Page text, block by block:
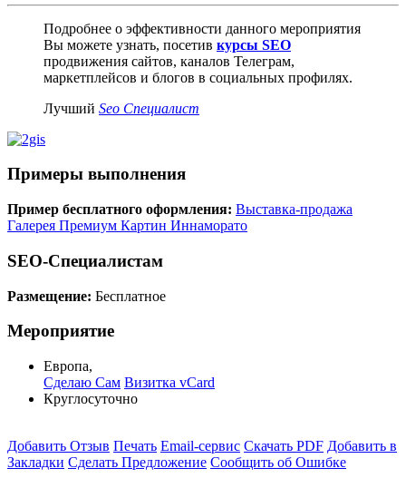
Подробнее о эффективности данного мероприятия
Вы можете узнать, посетив курсы SEO
продвижения сайтов, каналов Телеграм,
маркетплейсов и блогов в социальных профилях.
Лучший Seo Специалист
Примеры выполнения
Пример бесплатного оформления: Выставка-продажа
Галерея Премиум Картин Иннаморато
SEO-Специалистам
Размещение: Бесплатное
Мероприятие
Европа,
Сделаю Сам Визитка vCard
Круглосуточно
Добавить Отзыв Печать Email-сервис Скачать PDF Добавить в
Закладки Сделать Предложение Сообщить об Ошибке